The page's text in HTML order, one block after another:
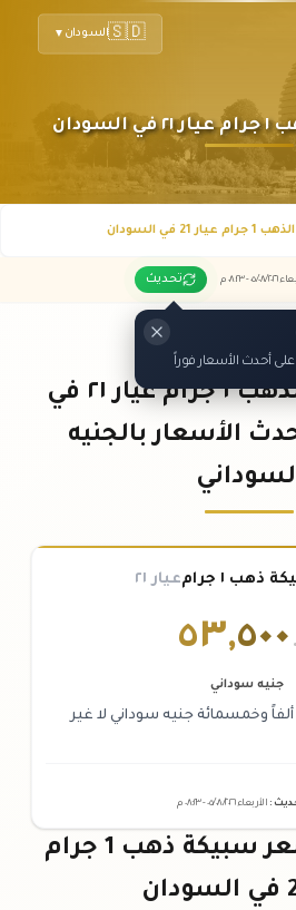
🇸🇩السودان ▼
في السودان
٠٥ /٠٨/٢٠٢٦ - ٠٨:٢٣ م تحديث
أحدث الأسعار فوراً
سعر سبيكة الذهب ١ جرام عيار ٢١ في
الأسعار بالجنيه
١ جرام عيار ٢١
٥٣,٥٠٠
جنيه سوداني
وخمسمائة جنيه سوداني لا غير
: الأربعاء ٠٥ /٠٨/٢٠٢٦ - ٠٨:٢٣م
رسم بياني لسعر سبيكة ذهب 1 جرام